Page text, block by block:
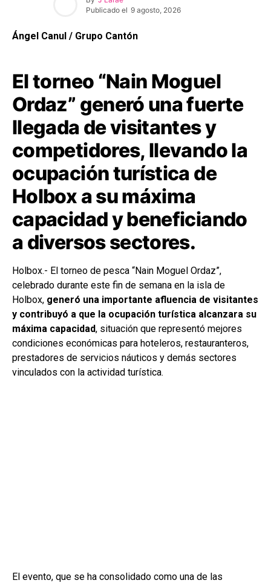
Publicado el 9 agosto, 2026
Ángel Canul / Grupo Cantón
El torneo “Nain Moguel
Ordaz” generó una fuerte
llegada de visitantes y
competidores, llevando la
ocupación turística de
Holbox a su máxima
capacidad y beneficiando
a diversos sectores.
Holbox.- El torneo de pesca “Nain Moguel Ordaz”,
celebrado durante este fin de semana en la isla de
Holbox, generó una importante afluencia de visitantes
y contribuyó a que la ocupación turística alcanzara su
máxima capacidad, situación que representó mejores
condiciones económicas para hoteleros, restauranteros,
prestadores de servicios náuticos y demás sectores
vinculados con la actividad turística.
El evento, que se ha consolidado como una de las